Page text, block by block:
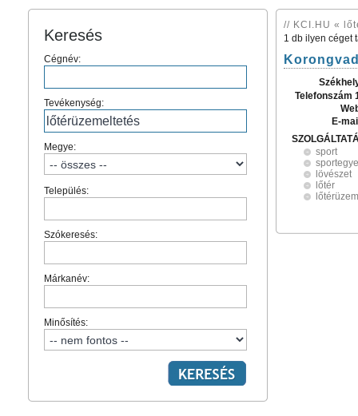
Keresés
Cégnév:
Tevékenység:
Megye:
Település:
Szókeresés:
Márkanév:
Minősítés:
// KCI.HU «
1 db ilyen céget
Telefonszám
E-
sport
lövészet
lőtér